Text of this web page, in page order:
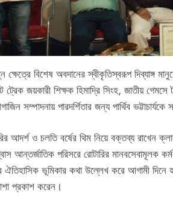
ক্ষেত্রে বিশেষ অবদানের স্বীকৃতিস্বরূপ দিব্যাঙ্গ
ট্রেক জয়কারী শিক্ষক হিমাদ্রি সিংহ, জাতীয়
সম্পাদনায় পারদর্শিতার জন্য পার্থিব
আদর্শ ও চলতি বর্ষের থিম নিয়ে বক্তব্য রাখেন
আন্তর্জাতিক পরিসরে রোটারির মানবসেবামূলক
ঐতিহাসিক ভূমিকার কথা উল্লেখ করে আগামী
প্রকাশ করেন।